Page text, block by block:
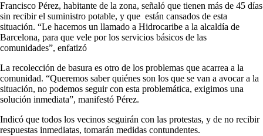
Francisco Pérez, habitante de la zona, señaló que tienen más de 45 días
sin recibir el suministro potable, y que están cansados de esta
situación. “Le hacemos un llamado a Hidrocaribe a la alcaldía de
Barcelona, para que vele por los servicios básicos de las
comunidades”, enfatizó
La recolección de basura es otro de los problemas que acarrea a la
comunidad. “Queremos saber quiénes son los que se van a avocar a la
situación, no podemos seguir con esta problemática, exigimos una
solución inmediata”, manifestó Pérez.
Indicó que todos los vecinos seguirán con las protestas, y de no recibir
respuestas inmediatas, tomarán medidas contundentes.